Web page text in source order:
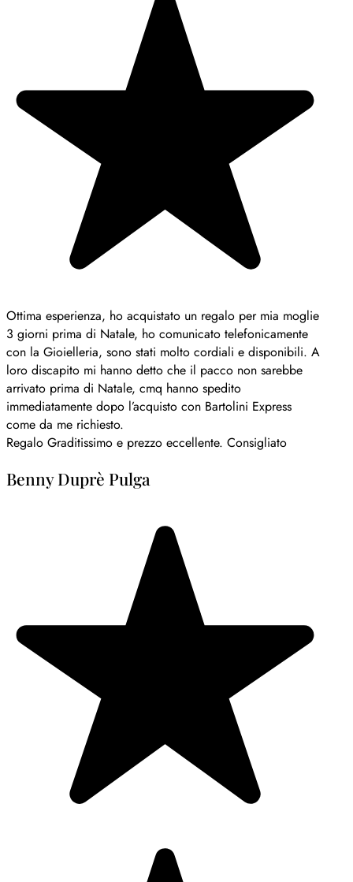
Ottima esperienza, ho acquistato un regalo per mia moglie
3 giorni prima di Natale, ho comunicato telefonicamente
con la Gioielleria, sono stati molto cordiali e disponibili. A
loro discapito mi hanno detto che il pacco non sarebbe
arrivato prima di Natale, cmq hanno spedito
immediatamente dopo l’acquisto con Bartolini Express
come da me richiesto.
Regalo Graditissimo e prezzo eccellente. Consigliato
Benny Duprè Pulga